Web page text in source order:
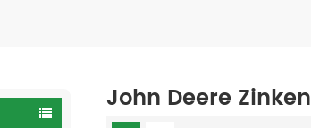
John Deere Zinken